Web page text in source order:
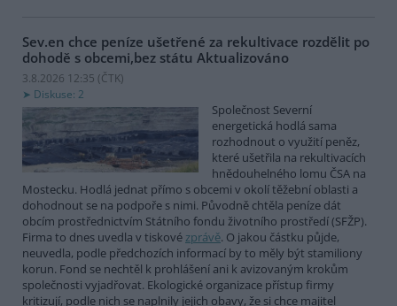
Sev.en chce peníze ušetřené za rekultivace rozdělit po
dohodě s obcemi,bez státu Aktualizováno
3.8.2026 12:35 (ČTK)
Diskuse: 2
Společnost Severní
energetická hodlá sama
rozhodnout o využití peněz,
které ušetřila na rekultivacích
hnědouhelného lomu ČSA na
Mostecku. Hodlá jednat přímo s obcemi v okolí těžební oblasti a
dohodnout se na podpoře s nimi. Původně chtěla peníze dát
obcím prostřednictvím Státního fondu životního prostředí (SFŽP).
Firma to dnes uvedla v tiskovézprávě. O jakou částku půjde,
neuvedla, podle předchozích informací by to měly být stamiliony
korun. Fond se nechtěl k prohlášení ani k avizovaným krokům
společnosti vyjadřovat. Ekologické organizace přístup firmy
kritizují, podle nich se naplnily jejich obavy, že si chce majitel